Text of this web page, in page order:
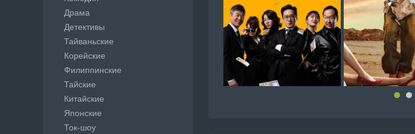
Драма
Детективы
Тайваньские
Корейские
Филиппинские
Тайские
Китайские
Японские
Ток-шоу